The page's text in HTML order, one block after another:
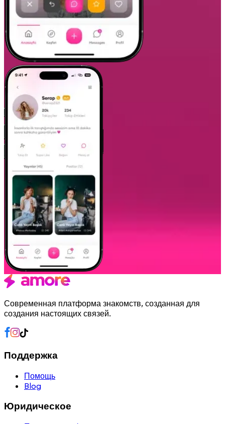
Современная платформа знакомств, созданная для
создания настоящих связей.
Поддержка
Помощь
Blog
Юридическое